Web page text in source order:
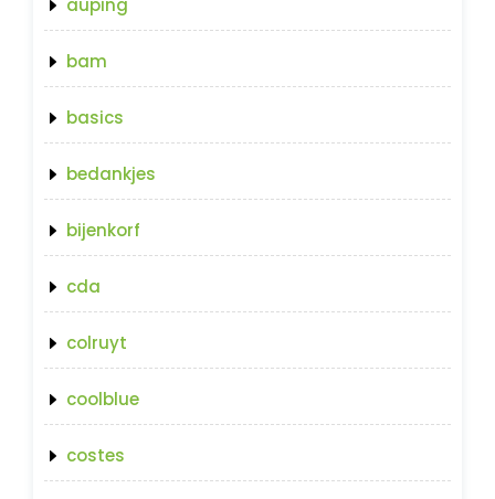
auping
bam
basics
bedankjes
bijenkorf
cda
colruyt
coolblue
costes